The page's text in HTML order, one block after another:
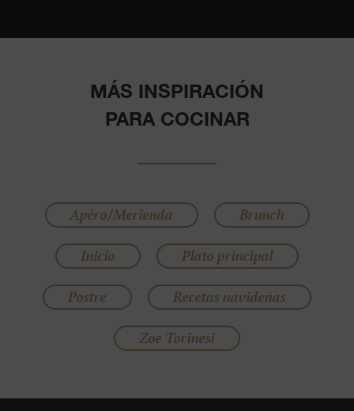
MÁS INSPIRACIÓN
PARA COCINAR
Apéro/Merienda
Brunch
Inicio
Plato principal
Postre
Recetas navideñas
Zoe Torinesi